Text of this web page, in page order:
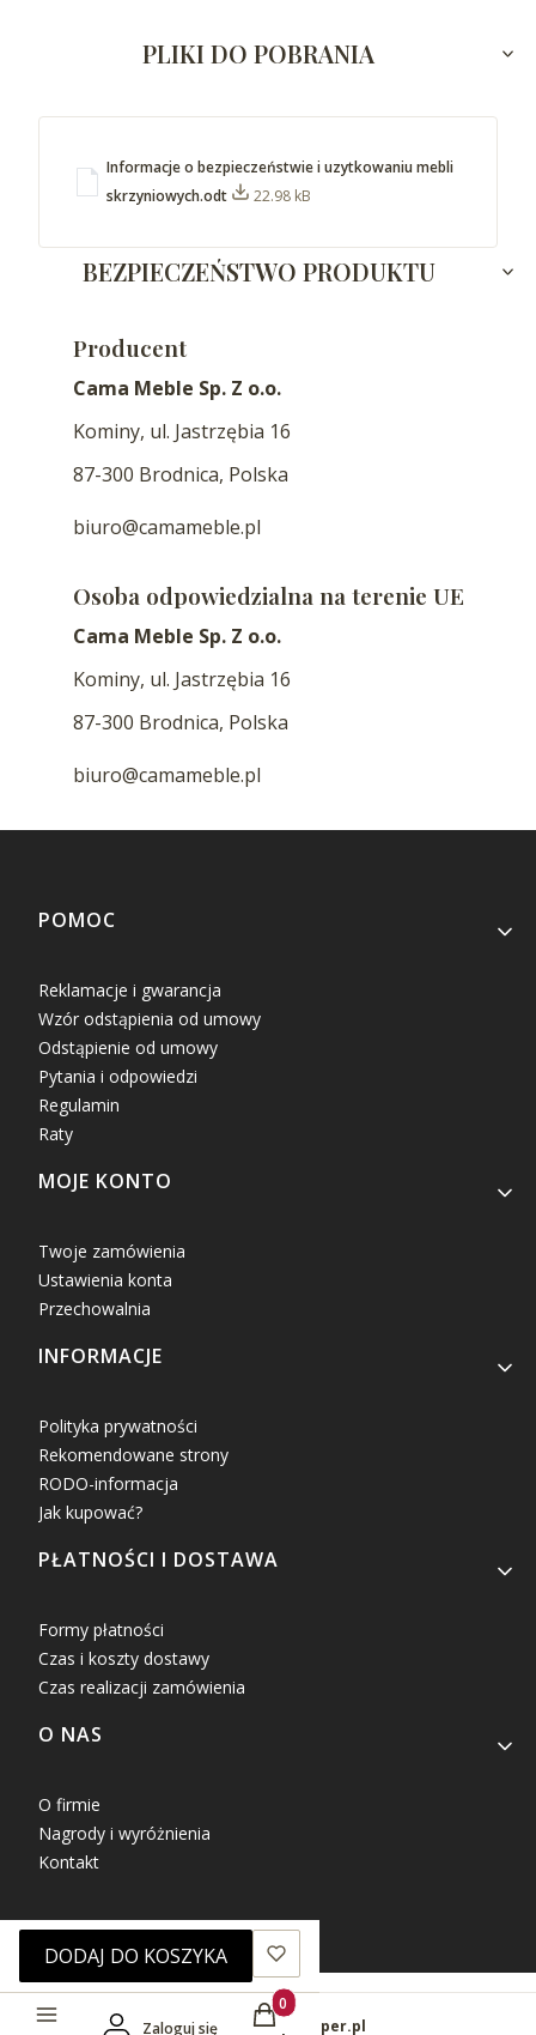
PLIKI DO POBRANIA
Informacje o bezpieczeństwie i uzytkowaniu mebli
skrzyniowych.odt
22.98 kB
BEZPIECZEŃSTWO PRODUKTU
Producent
Cama Meble Sp. Z o.o.
Kominy, ul. Jastrzębia 16
87-300 Brodnica, Polska
biuro@camameble.pl
Osoba odpowiedzialna na terenie UE
Cama Meble Sp. Z o.o.
Kominy, ul. Jastrzębia 16
87-300 Brodnica, Polska
biuro@camameble.pl
Linki w stopce
POMOC
Reklamacje i gwarancja
Wzór odstąpienia od umowy
Odstąpienie od umowy
Pytania i odpowiedzi
Regulamin
Raty
MOJE KONTO
Twoje zamówienia
Ustawienia konta
Przechowalnia
INFORMACJE
Polityka prywatności
Rekomendowane strony
RODO-informacja
Jak kupować?
PŁATNOŚCI I DOSTAWA
Formy płatności
Czas i koszty dostawy
Czas realizacji zamówienia
O NAS
O firmie
Nagrody i wyróżnienia
Kontakt
Sklep internetowy Shoper.pl
DODAJ DO KOSZYKA
Zaloguj się
Produkty w koszyku: 0. Zobacz